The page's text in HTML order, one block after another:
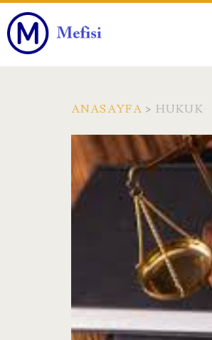
ANASAYFA > HUKUK
Kategori: